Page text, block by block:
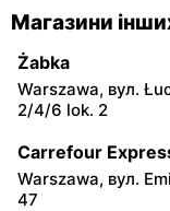
TEDi
Łowicz, вул.
Broniewskiego 11
TEDi
144
TEDi
Магазини
Żabka
Warszawa, вул.
2/4/6 lok. 2
Carrefour
Warszawa, вул.
47